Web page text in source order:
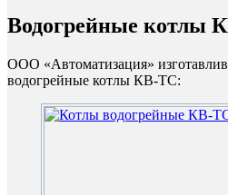
Водогрейные котлы
ООО «Автоматизация»
водогрейные котлы КВ-ТС: